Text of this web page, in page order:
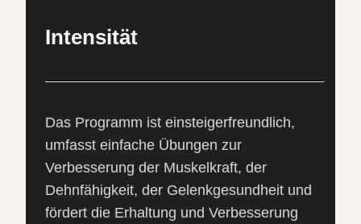
Intensität
Das Programm ist einsteigerfreundlich,
umfasst einfache Übungen zur
Verbesserung der Muskelkraft, der
Dehnfähigkeit, der Gelenkgesundheit und
fördert die Erhaltung und Verbesserung